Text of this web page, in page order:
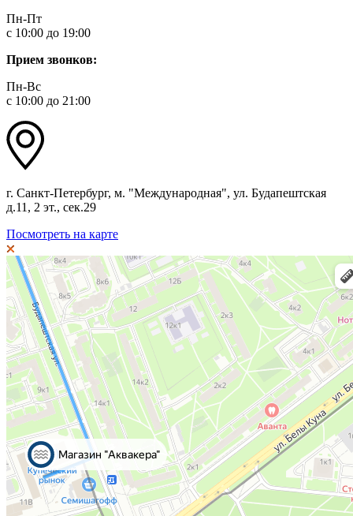
Пн-Пт
с 10:00 до 19:00
Прием звонков:
Пн-Вс
с 10:00 до 21:00
г. Санкт-Петербург, м. "Международная", ул. Будапештская
д.11, 2 эт., сек.29
Посмотреть на карте